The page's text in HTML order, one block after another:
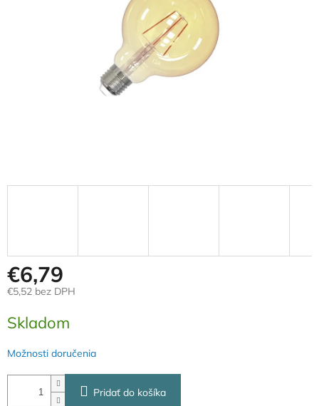
€6,79
€5,52 bez DPH
cena:
Skladom
Možnosti doručenia
Pridať do košíka